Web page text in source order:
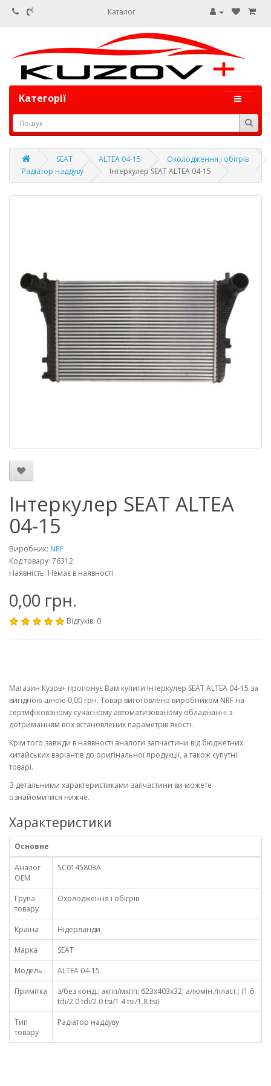
Каталог
Категорії
SEAT ALTEA 04-15
Охолодження і обігрів
Радіатор наддуву
Інтеркулер SEAT ALTEA 04-15
Інтеркулер SEAT ALTEA
04-15
Виробник: NRF
Код товару: 76312
Наявність: Немає в наявності
0,00 грн.
Відгуків: 0
Магазин Кузов+ пропонує Вам купити Інтеркулер SEAT ALTEA 04-15 за
вигідною ціною 0,00 грн. Товар виготовлено виробником NRF на
сертифікованому сучасному автоматизованому обладнанні з
дотриманням всіх встановлених параметрів якості.
Крім того завжди в наявності аналоги запчастини від бюджетних
китайських варіантів до оригінальної продукції, а також супутні
товарі.
З детальними характеристиками запчастини ви можете
ознайомитися нижче.
Характеристики
Основне
Аналог
OEM
5C0145803A
Група
товару
Охолодження і обігрів
Країна
Нідерланди
Марка
SEAT
Модель
ALTEA 04-15
Примітка
з/без конд.; акпп/мкпп; 623x403x32; алюмін./пласт.; (1.6
tdi/2.0 tdi/2.0 tsi/1.4 tsi/1.8 tsi)
Тип
товару
Радіатор наддуву